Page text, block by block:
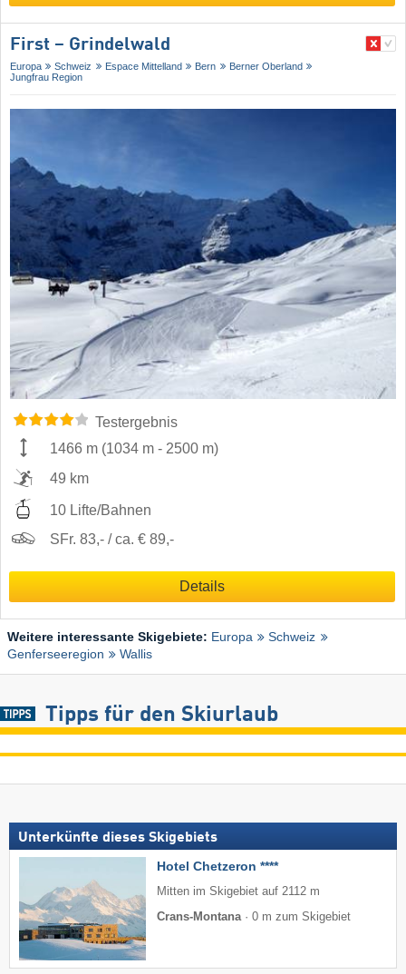
First – Grindelwald
Europa Schweiz Espace Mittelland Bern
Berner Oberland
Jungfrau Region
Testergebnis
1466 m (1034 m - 2500 m)
49 km
10 Lifte/Bahnen
SFr. 83,- / ca. € 89,-
Details
Weitere interessante Skigebiete: Europa
Schweiz
Genferseeregion
Wallis
Tipps für den Skiurlaub
Unterkünfte dieses Skigebiets
Hotel Chetzeron ****
Mitten im Skigebiet auf 2112 m
Crans-Montana · 0 m zum Skigebiet